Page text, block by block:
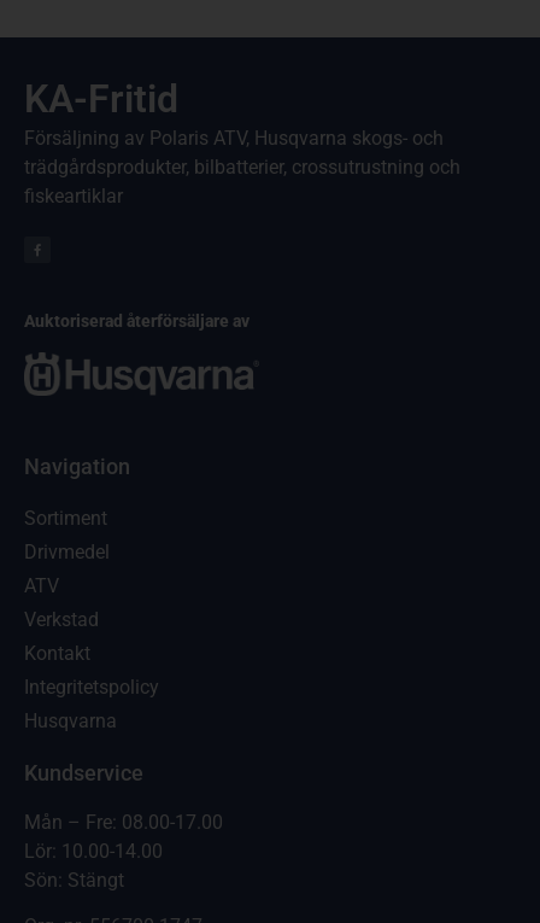
KA-Fritid
Försäljning av Polaris ATV, Husqvarna skogs- och
trädgårdsprodukter, bilbatterier, crossutrustning och
fiskeartiklar
Auktoriserad återförsäljare av
Navigation
Sortiment
Drivmedel
ATV
Verkstad
Kontakt
Integritetspolicy
Husqvarna
Kundservice
Mån – Fre: 08.00-17.00
Lör: 10.00-14.00
Sön: Stängt